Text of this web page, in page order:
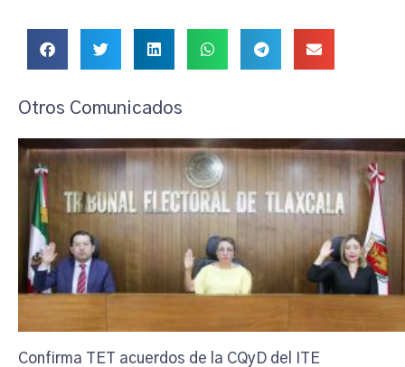
Otros Comunicados
Confirma TET acuerdos de la CQyD del ITE